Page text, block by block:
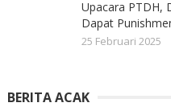
Upacara PTDH,
Dapat
25 Februari 2025
BERITA ACAK